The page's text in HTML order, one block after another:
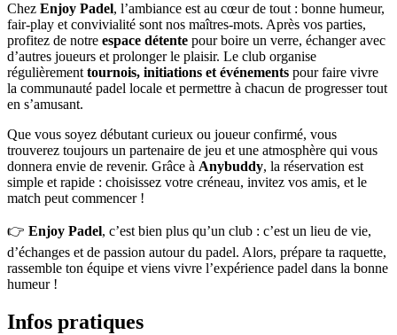
Chez Enjoy Padel, l’ambiance est au cœur de tout : bonne humeur,
fair-play et convivialité sont nos maîtres-mots. Après vos parties,
profitez de notre espace détente pour boire un verre, échanger avec
d’autres joueurs et prolonger le plaisir. Le club organise
régulièrement tournois, initiations et événements pour faire vivre
la communauté padel locale et permettre à chacun de progresser tout
en s’amusant.
Que vous soyez débutant curieux ou joueur confirmé, vous
trouverez toujours un partenaire de jeu et une atmosphère qui vous
donnera envie de revenir. Grâce à Anybuddy, la réservation est
simple et rapide : choisissez votre créneau, invitez vos amis, et le
match peut commencer !
👉 Enjoy Padel, c’est bien plus qu’un club : c’est un lieu de vie,
d’échanges et de passion autour du padel. Alors, prépare ta raquette,
rassemble ton équipe et viens vivre l’expérience padel dans la bonne
humeur !
Infos pratiques